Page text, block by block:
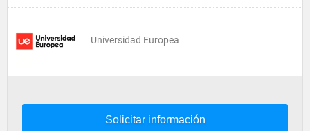
Universidad Europea
Solicitar información